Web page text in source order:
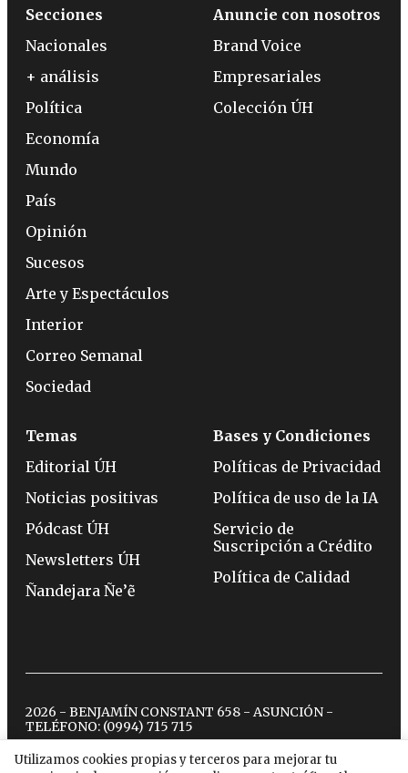
Utilizamos cookies propias y terceros para mejorar tu
Secciones
Nacionales
+ análisis
Política
Economía
Mundo
País
Opinión
Sucesos
Arte y Espectáculos
Interior
Correo Semanal
Sociedad
Anuncie con nosotros
Brand Voice
Empresariales
Colección ÚH
Temas
Editorial ÚH
Noticias positivas
Pódcast ÚH
Newsletters ÚH
Ñandejara Ñe’ẽ
Bases y Condiciones
Políticas de Privacidad
Política de uso de la IA
Servicio de
Suscripción a Crédito
Política de Calidad
2026 - BENJAMÍN CONSTANT 658 - ASUNCIÓN -
TELÉFONO: (0994) 715 715